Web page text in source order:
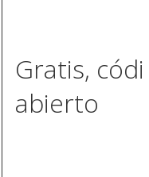
Gratis,
abierto